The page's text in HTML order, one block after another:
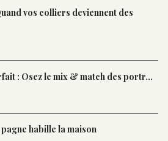
vos colliers deviennent des
: Osez le mix & match des portr...
habille la maison